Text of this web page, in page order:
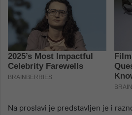
Na proslavi je predstavljen je i